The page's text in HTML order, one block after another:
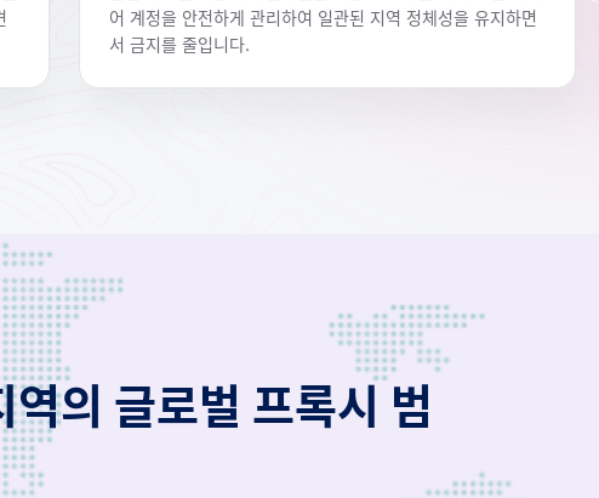
어 계정을 안전하게 관리하여 일관된 지역 정체성을 유지하면
서 금지를 줄입니다.
의 글로벌 프록시 범